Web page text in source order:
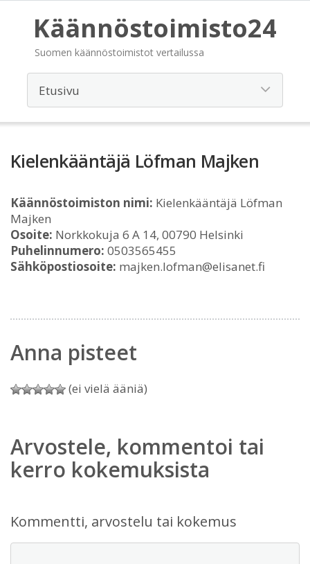
Käännöstoimisto24
Suomen käännöstoimistot vertailussa
Kielenkääntäjä Löfman Majken
Käännöstoimiston nimi: Kielenkääntäjä Löfman
Majken
Osoite: Norkkokuja 6 A 14, 00790 Helsinki
Puhelinnumero: 0503565455
Sähköpostiosoite: majken.lofman@elisanet.fi
Anna pisteet
(ei vielä ääniä)
Arvostele, kommentoi tai
kerro kokemuksista
Kommentti, arvostelu tai kokemus